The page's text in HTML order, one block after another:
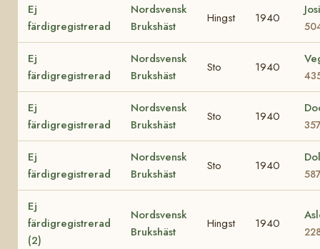
Ej
färdigregistrerad
Nordsvensk
Brukshäst
Hingst 1940
Ej
färdigregistrerad
Nordsvensk
Brukshäst
Sto 1940
Ej
färdigregistrerad
Nordsvensk
Brukshäst
Sto 1940
Ej
färdigregistrerad
Nordsvensk
Brukshäst
Sto 1940
Ej
färdigregistrerad
(2)
Nordsvensk
Brukshäst
Hingst 1940